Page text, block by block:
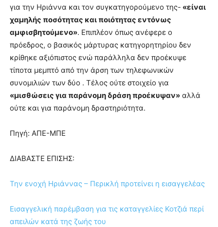
για την Ηριάννα και τον συγκατηγορούμενο της- «είναι
χαμηλής ποσότητας και ποιότητας εντόνως
αμφισβητούμενο». Επιπλέον όπως ανέφερε ο
πρόεδρος, ο βασικός μάρτυρας κατηγορητηρίου δεν
κρίθηκε αξιόπιστος ενώ παράλληλα δεν προέκυψε
τίποτα μεμπτό από την άρση των τηλεφωνικών
συνομιλιών των δύο . Τέλος ούτε στοιχείο για
«μισθώσεις για παράνομη δράση προέκυψαν» αλλά
ούτε και για παράνομη δραστηριότητα.
Πηγή: ΑΠΕ-ΜΠΕ
ΔΙΑΒΑΣΤΕ ΕΠΙΣΗΣ:
Την ενοχή Ηριάννας – Περικλή προτείνει η εισαγγελέας
Εισαγγελική παρέμβαση για τις καταγγελίες Κοτζιά περί
απειλών κατά της ζωής του